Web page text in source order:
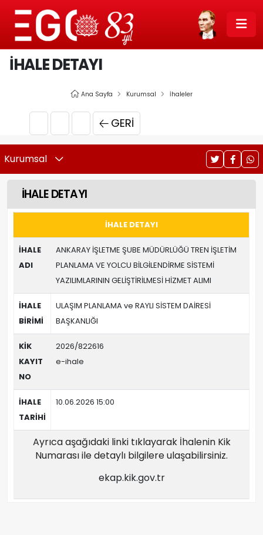
İHALE DETAYI
Ana Sayfa Kurumsal İhaleler
GERI
Kurumsal
İHALE DETAYI
İHALE DETAYI
İHALE
ADI
ANKARAY İŞLETME ŞUBE MÜDÜRLÜĞÜ TREN İŞLETİM
PLANLAMA VE YOLCU BİLGİLENDİRME SİSTEMİ
YAZILIMLARININ GELİŞTİRİLMESİ HİZMET ALIMI
İHALE
BİRİMİ
ULAŞIM PLANLAMA ve RAYLI SİSTEM DAİRESİ
BAŞKANLIĞI
KİK
KAYIT
NO
2026/822616
e-ihale
İHALE
TARİHİ
10.06.2026 15:00
Ayrıca aşağıdaki linki tıklayarak İhalenin Kik
Numarası ile detaylı bilgilere ulaşabilirsiniz.
ekap.kik.gov.tr